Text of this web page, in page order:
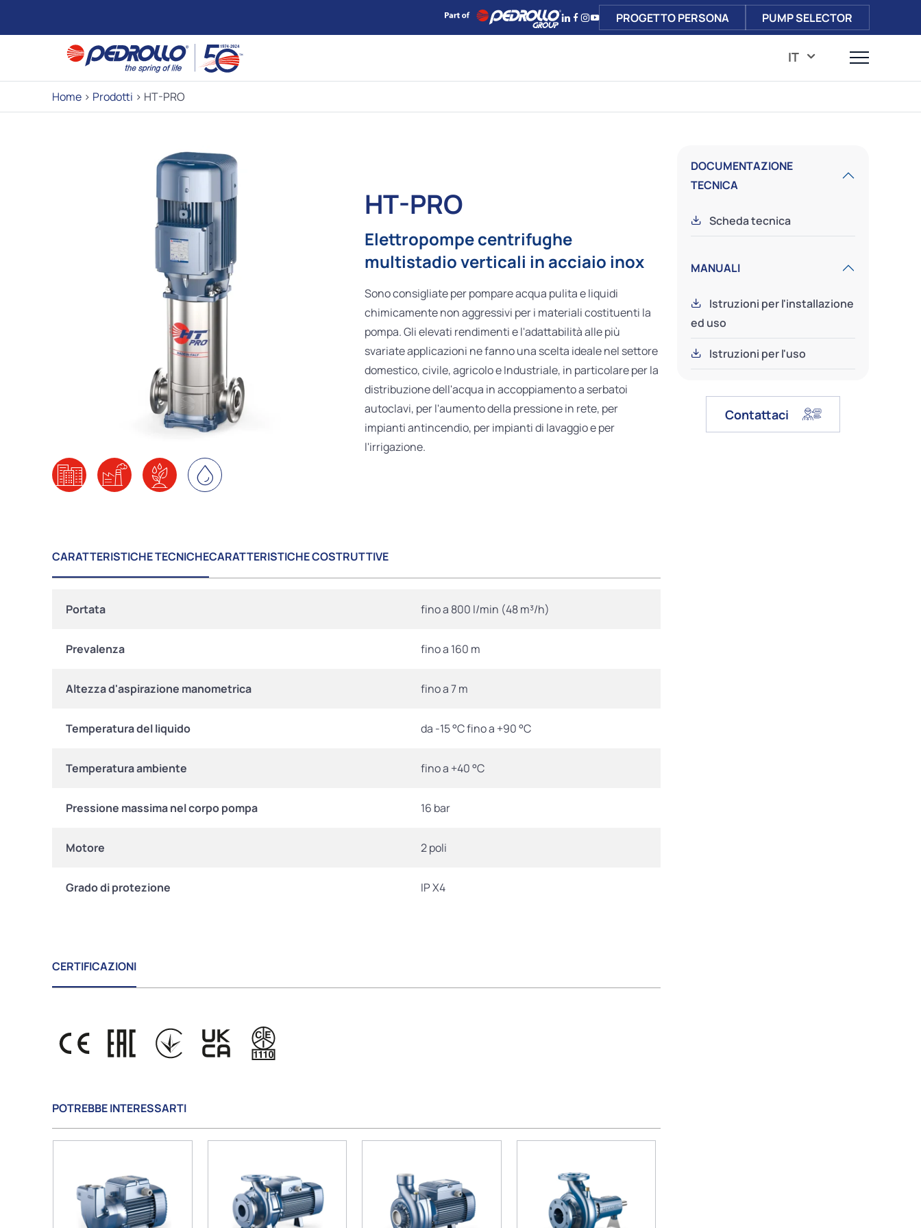
PROGETTO PERSONA PUMP SELECTOR
IT
Home > Prodotti > HT-PRO
HT-PRO
Elettropompe centrifughe
multistadio verticali in acciaio inox
Sono consigliate per pompare acqua pulita e liquidi
chimicamente non aggressivi per i materiali costituenti la
pompa. Gli elevati rendimenti e l'adattabilità alle più
svariate applicazioni ne fanno una scelta ideale nel settore
domestico, civile, agricolo e Industriale, in particolare per la
distribuzione dell'acqua in accoppiamento a serbatoi
autoclavi, per l'aumento della pressione in rete, per
impianti antincendio, per impianti di lavaggio e per
l'irrigazione.
CARATTERISTICHE TECNICHECARATTERISTICHE COSTRUTTIVE
Portata fino a 800 l/min (48 m³/h)
Prevalenza fino a 160 m
Altezza d'aspirazione manometrica fino a 7 m
Temperatura del liquido da -15 °C fino a +90 °C
Temperatura ambiente fino a +40 °C
Pressione massima nel corpo pompa 16 bar
Motore 2 poli
Grado di protezione IP X4
CERTIFICAZIONI
POTREBBE INTERESSARTI
DOCUMENTAZIONE
TECNICA
Scheda tecnica
MANUALI
Istruzioni per l'installazione
ed uso
Istruzioni per l'uso
Contattaci